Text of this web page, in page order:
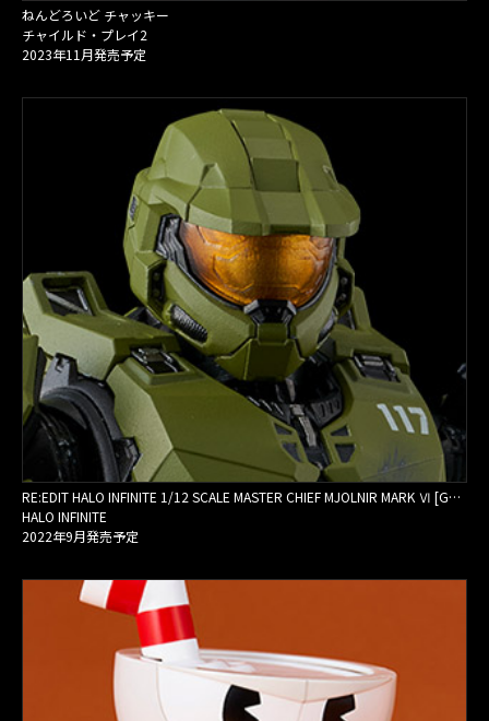
ねんどろいど チャッキー
チャイルド・プレイ2
2023年11月発売予定
RE:EDIT HALO INFINITE 1/12 SCALE MASTER CHIEF MJOLNIR MARK Ⅵ [GEN 3]（再販）
HALO INFINITE
2022年9月発売予定